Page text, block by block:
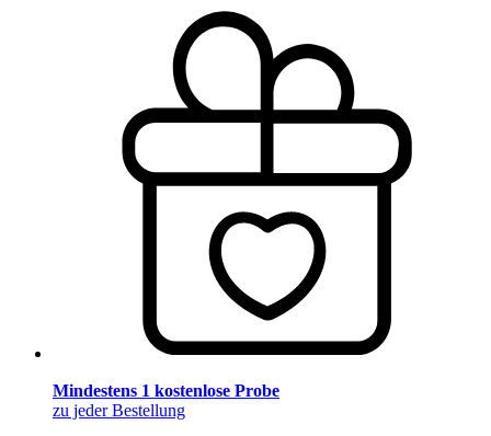
Mindestens 1 kostenlose Probe
zu jeder Bestellung